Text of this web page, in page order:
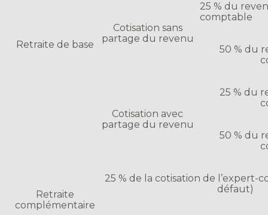
Retraite de base
Cotisation sans
partage du revenu
25 % du
comptable
50 % du
Cotisation avec
partage du revenu
25 % du
50 % du
Retraite
complémentaire
25 % de la cotisation de l’expert-
défaut)